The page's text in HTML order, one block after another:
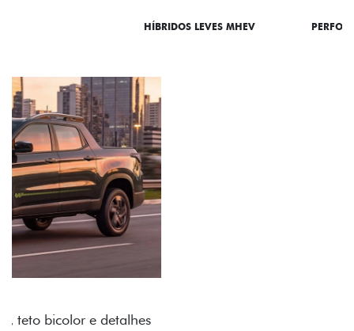
HÍBRIDOS LEVES MHEV
Os adesivos aplicados no capô e nas laterais